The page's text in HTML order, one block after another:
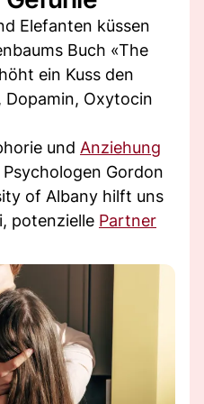
Elefanten küssen
Buch «The
ein Kuss den
Dopamin, Oxytocin
und Anziehung
Gordon
of Albany hilft uns
potenzielle Partner